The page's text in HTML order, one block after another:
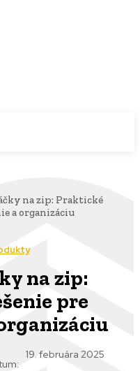
na zip: Praktické
a organizáciu
na zip:
pre
19. februára 2025